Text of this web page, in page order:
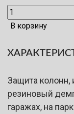
В корзину
Защита колонн,
резиновый
гаражах, на